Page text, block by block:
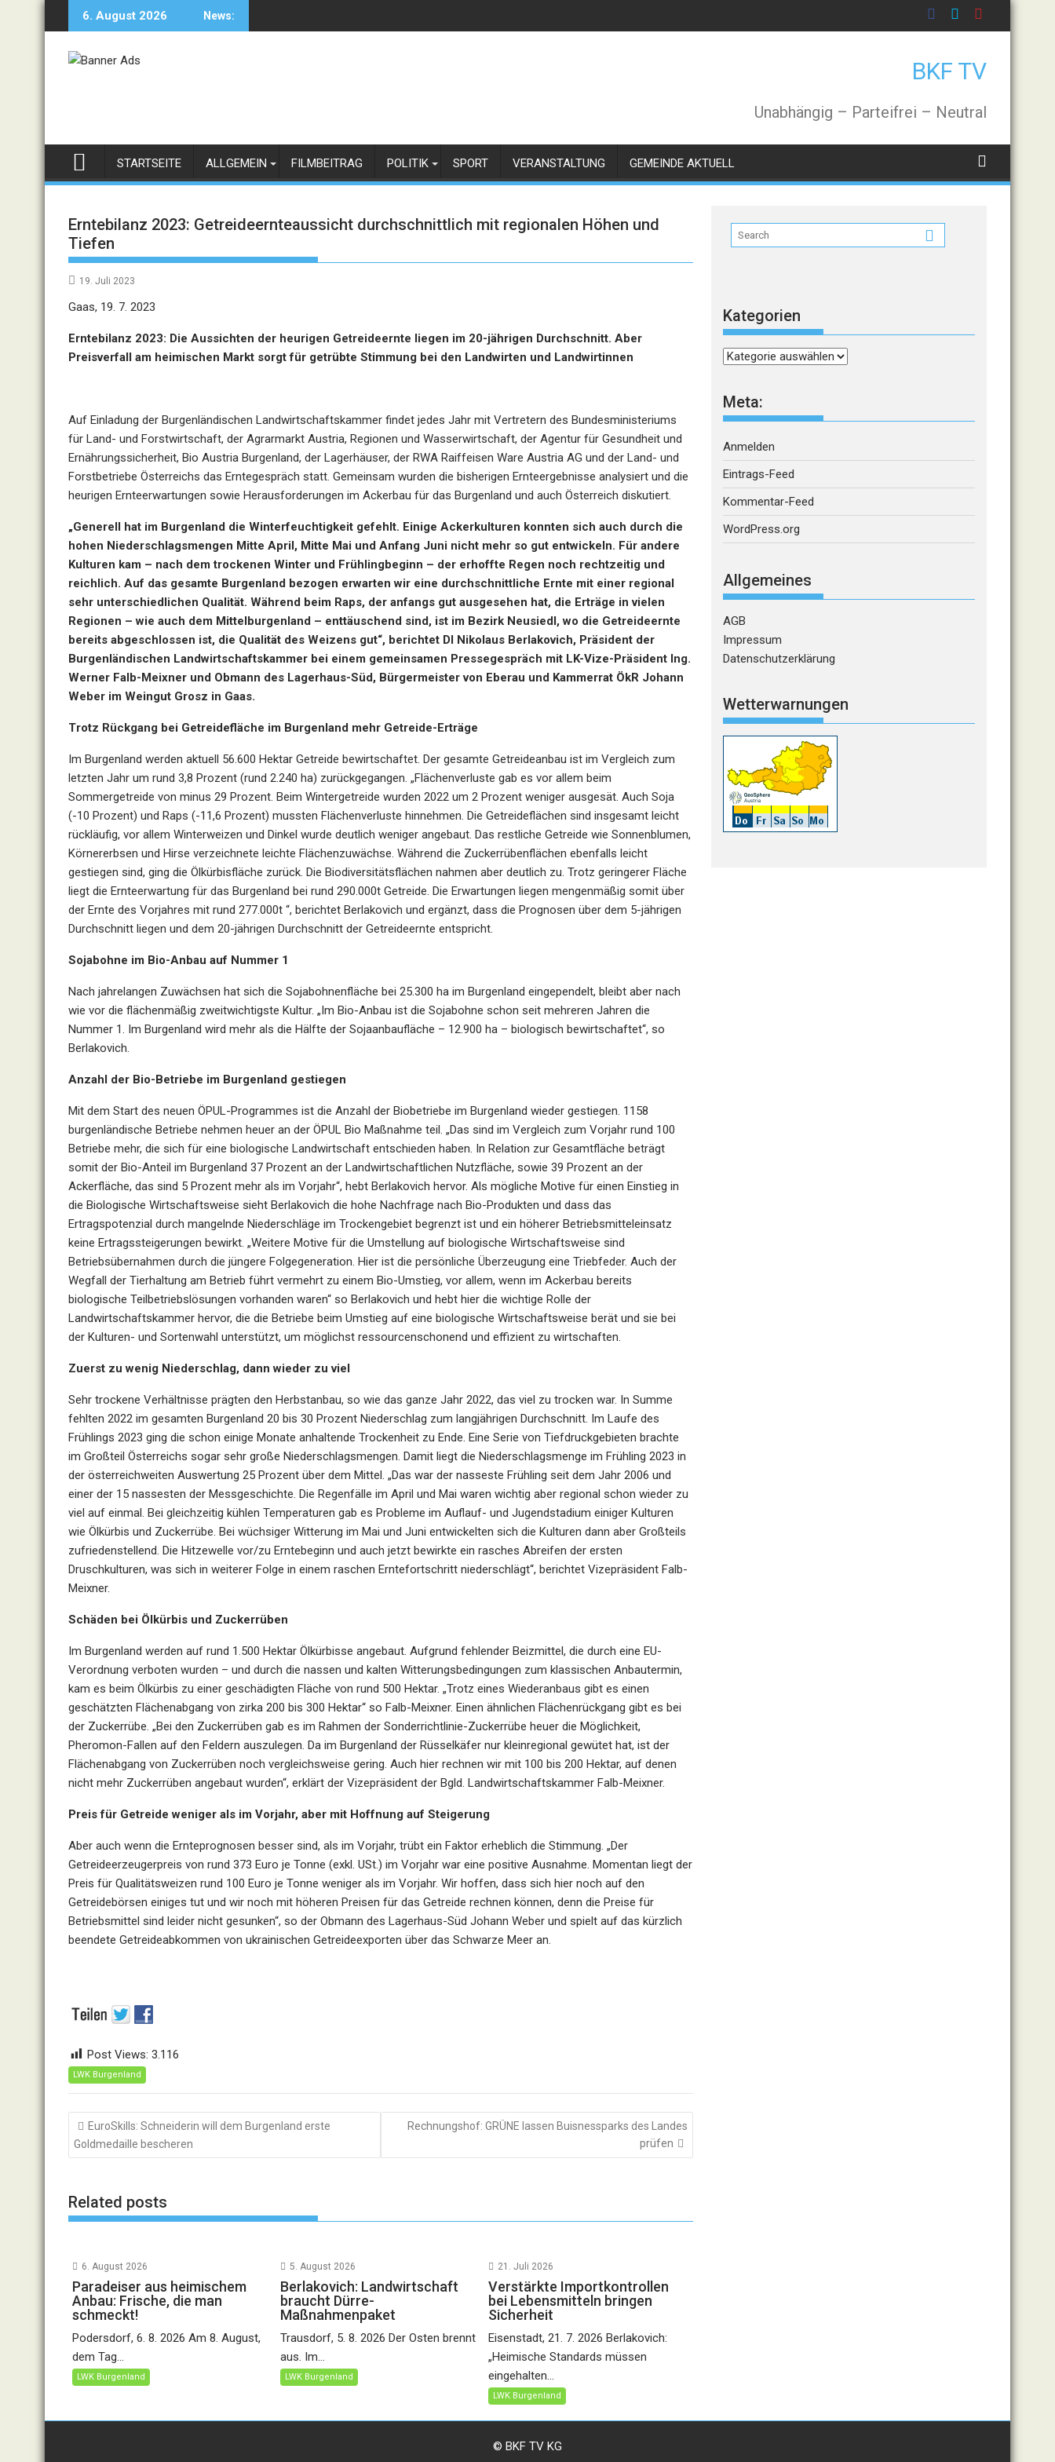
6. August 2026 News:
BKF TV
Unabhängig – Parteifrei – Neutral
STARTSEITE ALLGEMEIN FILMBEITRAG POLITIK SPORT VERANSTALTUNG GEMEINDE AKTUELL
Erntebilanz 2023: Getreideernteaussicht durchschnittlich mit regionalen Höhen und
Tiefen
19. Juli 2023
Gaas, 19. 7. 2023
Erntebilanz 2023: Die Aussichten der heurigen Getreideernte liegen im 20-jährigen Durchschnitt. Aber
Preisverfall am heimischen Markt sorgt für getrübte Stimmung bei den Landwirten und Landwirtinnen
Auf Einladung der Burgenländischen Landwirtschaftskammer findet jedes Jahr mit Vertretern des Bundesministeriums
für Land- und Forstwirtschaft, der Agrarmarkt Austria, Regionen und Wasserwirtschaft, der Agentur für Gesundheit und
Ernährungssicherheit, Bio Austria Burgenland, der Lagerhäuser, der RWA Raiffeisen Ware Austria AG und der Land- und
Forstbetriebe Österreichs das Erntegespräch statt. Gemeinsam wurden die bisherigen Ernteergebnisse analysiert und die
heurigen Ernteerwartungen sowie Herausforderungen im Ackerbau für das Burgenland und auch Österreich diskutiert.
„Generell hat im Burgenland die Winterfeuchtigkeit gefehlt. Einige Ackerkulturen konnten sich auch durch die
hohen Niederschlagsmengen Mitte April, Mitte Mai und Anfang Juni nicht mehr so gut entwickeln. Für andere
Kulturen kam – nach dem trockenen Winter und Frühlingbeginn – der erhoffte Regen noch rechtzeitig und
reichlich. Auf das gesamte Burgenland bezogen erwarten wir eine durchschnittliche Ernte mit einer regional
sehr unterschiedlichen Qualität. Während beim Raps, der anfangs gut ausgesehen hat, die Erträge in vielen
Regionen – wie auch dem Mittelburgenland – enttäuschend sind, ist im Bezirk Neusiedl, wo die Getreideernte
bereits abgeschlossen ist, die Qualität des Weizens gut“, berichtet DI Nikolaus Berlakovich, Präsident der
Burgenländischen Landwirtschaftskammer bei einem gemeinsamen Pressegespräch mit LK-Vize-Präsident Ing.
Werner Falb-Meixner und Obmann des Lagerhaus-Süd, Bürgermeister von Eberau und Kammerrat ÖkR Johann
Weber im Weingut Grosz in Gaas.
Trotz Rückgang bei Getreidefläche im Burgenland mehr Getreide-Erträge
Im Burgenland werden aktuell 56.600 Hektar Getreide bewirtschaftet. Der gesamte Getreideanbau ist im Vergleich zum
letzten Jahr um rund 3,8 Prozent (rund 2.240 ha) zurückgegangen. „Flächenverluste gab es vor allem beim
Sommergetreide von minus 29 Prozent. Beim Wintergetreide wurden 2022 um 2 Prozent weniger ausgesät. Auch Soja
(-10 Prozent) und Raps (-11,6 Prozent) mussten Flächenverluste hinnehmen. Die Getreideflächen sind insgesamt leicht
rückläufig, vor allem Winterweizen und Dinkel wurde deutlich weniger angebaut. Das restliche Getreide wie Sonnenblumen,
Körnererbsen und Hirse verzeichnete leichte Flächenzuwächse. Während die Zuckerrübenflächen ebenfalls leicht
gestiegen sind, ging die Ölkürbisfläche zurück. Die Biodiversitätsflächen nahmen aber deutlich zu. Trotz geringerer Fläche
liegt die Ernteerwartung für das Burgenland bei rund 290.000t Getreide. Die Erwartungen liegen mengenmäßig somit über
der Ernte des Vorjahres mit rund 277.000t “, berichtet Berlakovich und ergänzt, dass die Prognosen über dem 5-jährigen
Durchschnitt liegen und dem 20-jährigen Durchschnitt der Getreideernte entspricht.
Sojabohne im Bio-Anbau auf Nummer 1
Nach jahrelangen Zuwächsen hat sich die Sojabohnenfläche bei 25.300 ha im Burgenland eingependelt, bleibt aber nach
wie vor die flächenmäßig zweitwichtigste Kultur. „Im Bio-Anbau ist die Sojabohne schon seit mehreren Jahren die
Nummer 1. Im Burgenland wird mehr als die Hälfte der Sojaanbaufläche – 12.900 ha – biologisch bewirtschaftet“, so
Berlakovich.
Anzahl der Bio-Betriebe im Burgenland gestiegen
Mit dem Start des neuen ÖPUL-Programmes ist die Anzahl der Biobetriebe im Burgenland wieder gestiegen. 1158
burgenländische Betriebe nehmen heuer an der ÖPUL Bio Maßnahme teil. „Das sind im Vergleich zum Vorjahr rund 100
Betriebe mehr, die sich für eine biologische Landwirtschaft entschieden haben. In Relation zur Gesamtfläche beträgt
somit der Bio-Anteil im Burgenland 37 Prozent an der Landwirtschaftlichen Nutzfläche, sowie 39 Prozent an der
Ackerfläche, das sind 5 Prozent mehr als im Vorjahr“, hebt Berlakovich hervor. Als mögliche Motive für einen Einstieg in
die Biologische Wirtschaftsweise sieht Berlakovich die hohe Nachfrage nach Bio-Produkten und dass das
Ertragspotenzial durch mangelnde Niederschläge im Trockengebiet begrenzt ist und ein höherer Betriebsmitteleinsatz
keine Ertragssteigerungen bewirkt. „Weitere Motive für die Umstellung auf biologische Wirtschaftsweise sind
Betriebsübernahmen durch die jüngere Folgegeneration. Hier ist die persönliche Überzeugung eine Triebfeder. Auch der
Wegfall der Tierhaltung am Betrieb führt vermehrt zu einem Bio-Umstieg, vor allem, wenn im Ackerbau bereits
biologische Teilbetriebslösungen vorhanden waren“ so Berlakovich und hebt hier die wichtige Rolle der
Landwirtschaftskammer hervor, die die Betriebe beim Umstieg auf eine biologische Wirtschaftsweise berät und sie bei
der Kulturen- und Sortenwahl unterstützt, um möglichst ressourcenschonend und effizient zu wirtschaften.
Zuerst zu wenig Niederschlag, dann wieder zu viel
Sehr trockene Verhältnisse prägten den Herbstanbau, so wie das ganze Jahr 2022, das viel zu trocken war. In Summe
fehlten 2022 im gesamten Burgenland 20 bis 30 Prozent Niederschlag zum langjährigen Durchschnitt. Im Laufe des
Frühlings 2023 ging die schon einige Monate anhaltende Trockenheit zu Ende. Eine Serie von Tiefdruckgebieten brachte
im Großteil Österreichs sogar sehr große Niederschlagsmengen. Damit liegt die Niederschlagsmenge im Frühling 2023 in
der österreichweiten Auswertung 25 Prozent über dem Mittel. „Das war der nasseste Frühling seit dem Jahr 2006 und
einer der 15 nassesten der Messgeschichte. Die Regenfälle im April und Mai waren wichtig aber regional schon wieder zu
viel auf einmal. Bei gleichzeitig kühlen Temperaturen gab es Probleme im Auflauf- und Jugendstadium einiger Kulturen
wie Ölkürbis und Zuckerrübe. Bei wüchsiger Witterung im Mai und Juni entwickelten sich die Kulturen dann aber Großteils
zufriedenstellend. Die Hitzewelle vor/zu Erntebeginn und auch jetzt bewirkte ein rasches Abreifen der ersten
Druschkulturen, was sich in weiterer Folge in einem raschen Erntefortschritt niederschlägt“, berichtet Vizepräsident Falb-
Meixner.
Schäden bei Ölkürbis und Zuckerrüben
Im Burgenland werden auf rund 1.500 Hektar Ölkürbisse angebaut. Aufgrund fehlender Beizmittel, die durch eine EU-
Verordnung verboten wurden – und durch die nassen und kalten Witterungsbedingungen zum klassischen Anbautermin,
kam es beim Ölkürbis zu einer geschädigten Fläche von rund 500 Hektar. „Trotz eines Wiederanbaus gibt es einen
geschätzten Flächenabgang von zirka 200 bis 300 Hektar“ so Falb-Meixner. Einen ähnlichen Flächenrückgang gibt es bei
der Zuckerrübe. „Bei den Zuckerrüben gab es im Rahmen der Sonderrichtlinie-Zuckerrübe heuer die Möglichkeit,
Pheromon-Fallen auf den Feldern auszulegen. Da im Burgenland der Rüsselkäfer nur kleinregional gewütet hat, ist der
Flächenabgang von Zuckerrüben noch vergleichsweise gering. Auch hier rechnen wir mit 100 bis 200 Hektar, auf denen
nicht mehr Zuckerrüben angebaut wurden“, erklärt der Vizepräsident der Bgld. Landwirtschaftskammer Falb-Meixner.
Preis für Getreide weniger als im Vorjahr, aber mit Hoffnung auf Steigerung
Aber auch wenn die Ernteprognosen besser sind, als im Vorjahr, trübt ein Faktor erheblich die Stimmung. „Der
Getreideerzeugerpreis von rund 373 Euro je Tonne (exkl. USt.) im Vorjahr war eine positive Ausnahme. Momentan liegt der
Preis für Qualitätsweizen rund 100 Euro je Tonne weniger als im Vorjahr. Wir hoffen, dass sich hier noch auf den
Getreidebörsen einiges tut und wir noch mit höheren Preisen für das Getreide rechnen können, denn die Preise für
Betriebsmittel sind leider nicht gesunken“, so der Obmann des Lagerhaus-Süd Johann Weber und spielt auf das kürzlich
beendete Getreideabkommen von ukrainischen Getreideexporten über das Schwarze Meer an.
Post Views: 3.116
LWK Burgenland
Beitragsnavigation
EuroSkills: Schneiderin will dem Burgenland erste
Goldmedaille bescheren
Rechnungshof: GRÜNE lassen Buisnessparks des Landes
prüfen
Related posts
6. August 2026
Paradeiser aus heimischem
Anbau: Frische, die man
schmeckt!
Podersdorf, 6. 8. 2026 Am 8. August,
dem Tag...
LWK Burgenland
5. August 2026
Berlakovich: Landwirtschaft
braucht Dürre-
Maßnahmenpaket
Trausdorf, 5. 8. 2026 Der Osten brennt
aus. Im...
LWK Burgenland
21. Juli 2026
Verstärkte Importkontrollen
bei Lebensmitteln bringen
Sicherheit
Eisenstadt, 21. 7. 2026 Berlakovich:
„Heimische Standards müssen
eingehalten...
LWK Burgenland
Kategorien
Kategorien
Meta:
Anmelden
Eintrags-Feed
Kommentar-Feed
WordPress.org
Allgemeines
AGB
Impressum
Datenschutzerklärung
Wetterwarnungen
© BKF TV KG